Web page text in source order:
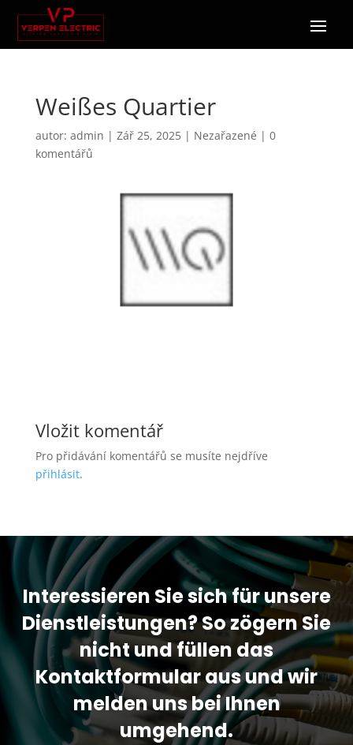
Weißes Quartier
autor: admin | Zář 25, 2025| Nezařazené | 0
komentářů
Vložit komentář
Pro přidávání komentářů se musíte nejdříve
přihlásit.
Interessieren Sie sich für unsere
Dienstleistungen? So zögern Sie
nicht und füllen das
Kontaktformular aus und wir
melden uns bei Ihnen
umgehend.